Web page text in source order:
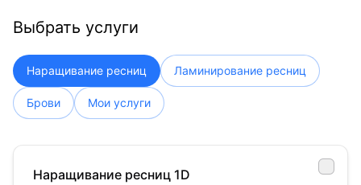
Выбрать услуги
Наращивание ресниц Ламинирование ресниц
Брови Мои услуги
Наращивание ресниц 1D